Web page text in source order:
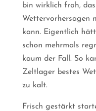
bin wirklich froh,
Wettervorhersagen
kann. Eigentlich
schon mehrmals
kaum der Fall. So
Zeltlager bestes
zu kalt.
Frisch gestärkt